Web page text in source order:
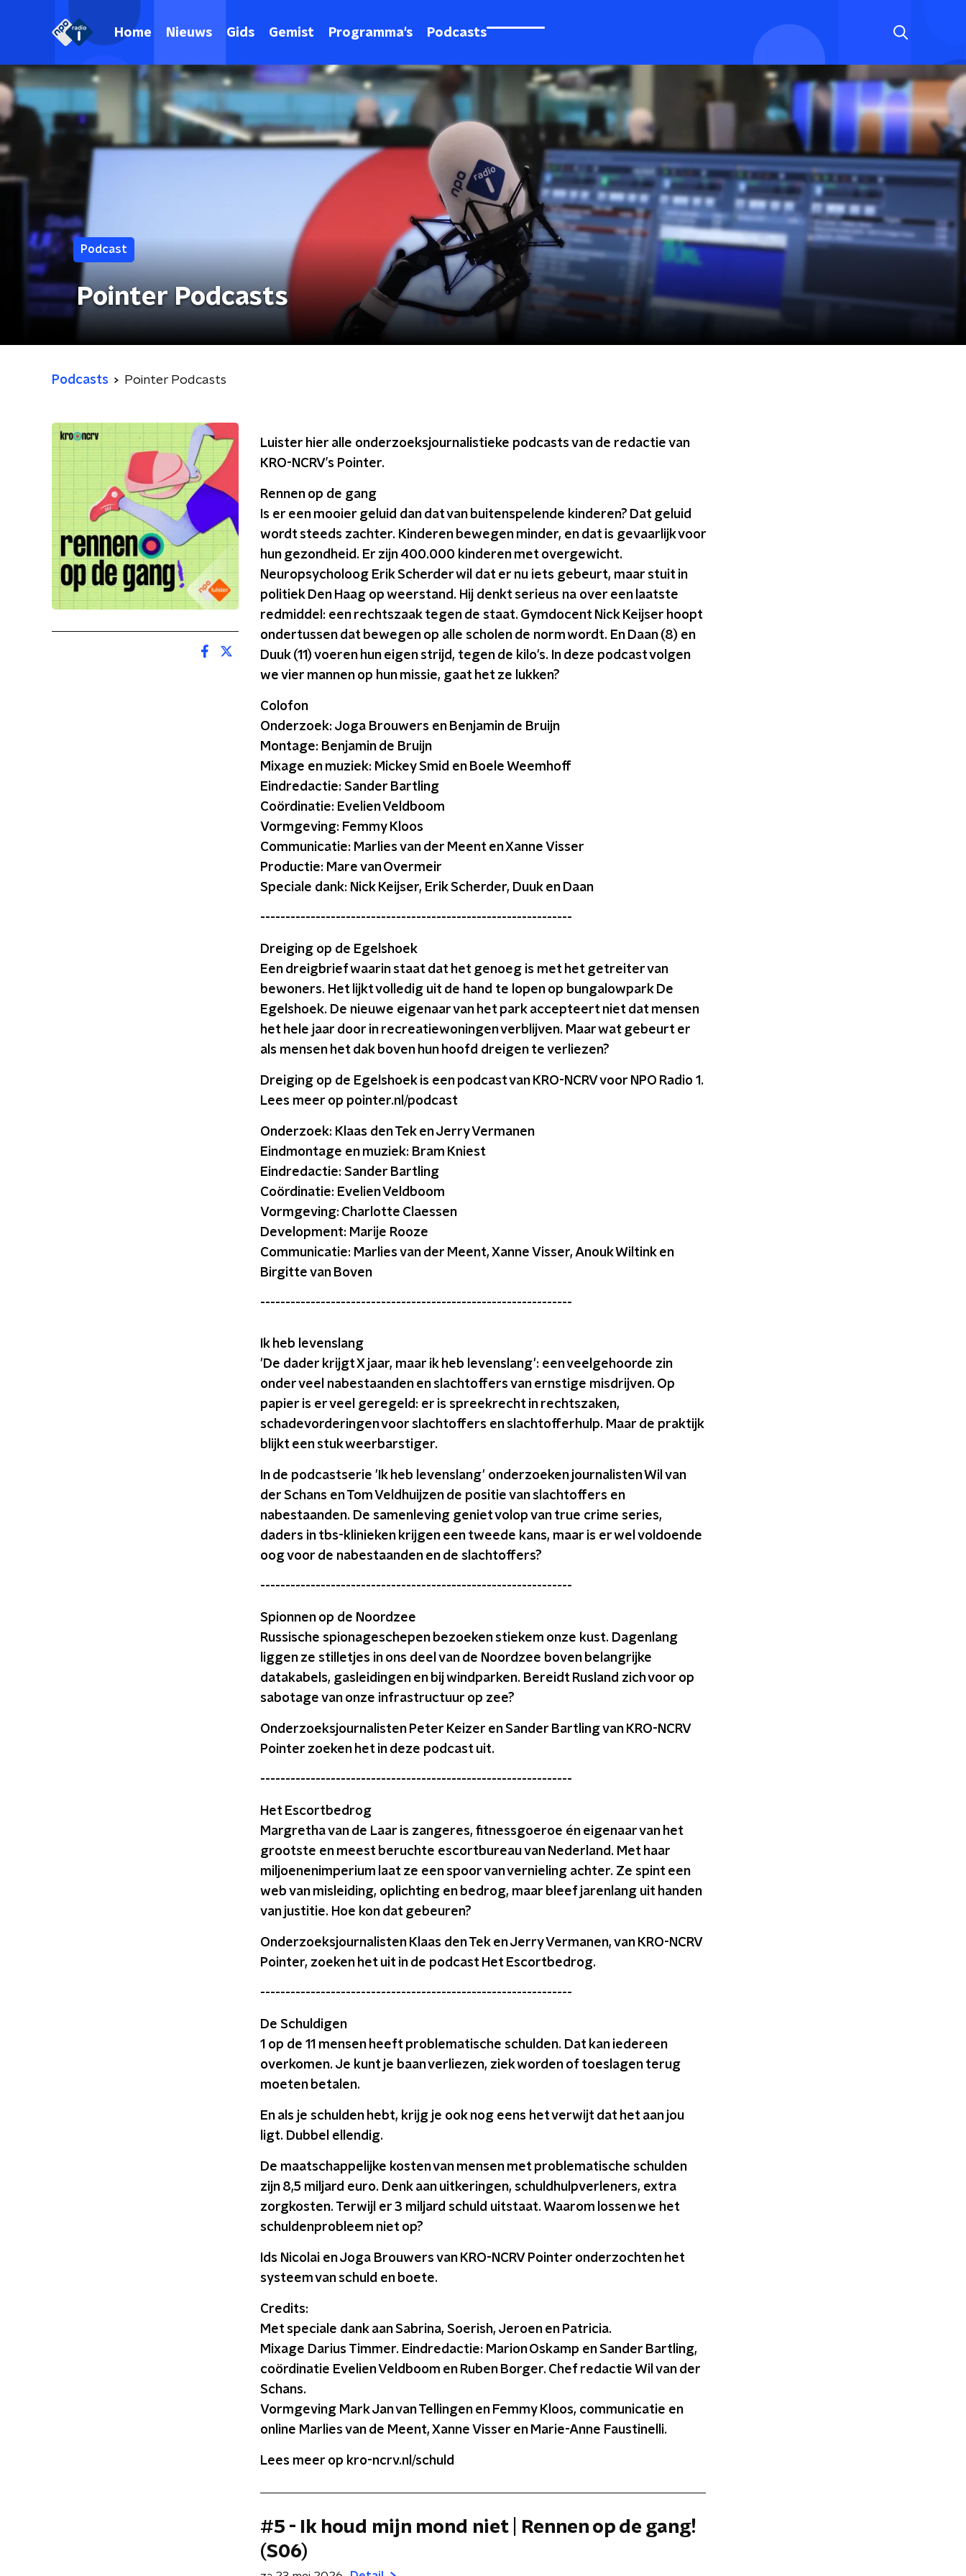
Home Nieuws Gids Gemist Programma's Podcasts
Podcast
Pointer Podcasts
Podcasts Pointer Podcasts
Luister hier alle onderzoeksjournalistieke podcasts van de redactie van
KRO-NCRV’s Pointer.
Rennen op de gang
Is er een mooier geluid dan dat van buitenspelende kinderen? Dat geluid
wordt steeds zachter. Kinderen bewegen minder, en dat is gevaarlijk voor
hun gezondheid. Er zijn 400.000 kinderen met overgewicht.
Neuropsycholoog Erik Scherder wil dat er nu iets gebeurt, maar stuit in
politiek Den Haag op weerstand. Hij denkt serieus na over een laatste
redmiddel: een rechtszaak tegen de staat. Gymdocent Nick Keijser hoopt
ondertussen dat bewegen op alle scholen de norm wordt. En Daan (8) en
Duuk (11) voeren hun eigen strijd, tegen de kilo's. In deze podcast volgen
we vier mannen op hun missie, gaat het ze lukken?
Colofon
Onderzoek: Joga Brouwers en Benjamin de Bruijn
Montage: Benjamin de Bruijn
Mixage en muziek: Mickey Smid en Boele Weemhoff
Eindredactie: Sander Bartling
Coördinatie: Evelien Veldboom
Vormgeving: Femmy Kloos
Communicatie: Marlies van der Meent en Xanne Visser
Productie: Mare van Overmeir
Speciale dank: Nick Keijser, Erik Scherder, Duuk en Daan
--------------------------------------------------------------
Dreiging op de Egelshoek
Een dreigbrief waarin staat dat het genoeg is met het getreiter van
bewoners. Het lijkt volledig uit de hand te lopen op bungalowpark De
Egelshoek. De nieuwe eigenaar van het park accepteert niet dat mensen
het hele jaar door in recreatiewoningen verblijven. Maar wat gebeurt er
als mensen het dak boven hun hoofd dreigen te verliezen?
Dreiging op de Egelshoek is een podcast van KRO-NCRV voor NPO Radio 1.
Lees meer op pointer.nl/podcast
Onderzoek: Klaas den Tek en Jerry Vermanen
Eindmontage en muziek: Bram Kniest
Eindredactie: Sander Bartling
Coördinatie: Evelien Veldboom
Vormgeving: Charlotte Claessen
Development: Marije Rooze
Communicatie: Marlies van der Meent, Xanne Visser, Anouk Wiltink en
Birgitte van Boven
--------------------------------------------------------------
Ik heb levenslang
'De dader krijgt X jaar, maar ik heb levenslang': een veelgehoorde zin
onder veel nabestaanden en slachtoffers van ernstige misdrijven. Op
papier is er veel geregeld: er is spreekrecht in rechtszaken,
schadevorderingen voor slachtoffers en slachtofferhulp. Maar de praktijk
blijkt een stuk weerbarstiger.
In de podcastserie 'Ik heb levenslang' onderzoeken journalisten Wil van
der Schans en Tom Veldhuijzen de positie van slachtoffers en
nabestaanden. De samenleving geniet volop van true crime series,
daders in tbs-klinieken krijgen een tweede kans, maar is er wel voldoende
oog voor de nabestaanden en de slachtoffers?
--------------------------------------------------------------
Spionnen op de Noordzee
Russische spionageschepen bezoeken stiekem onze kust. Dagenlang
liggen ze stilletjes in ons deel van de Noordzee boven belangrijke
datakabels, gasleidingen en bij windparken. Bereidt Rusland zich voor op
sabotage van onze infrastructuur op zee?
Onderzoeksjournalisten Peter Keizer en Sander Bartling van KRO-NCRV
Pointer zoeken het in deze podcast uit.
--------------------------------------------------------------
Het Escortbedrog
Margretha van de Laar is zangeres, fitnessgoeroe én eigenaar van het
grootste en meest beruchte escortbureau van Nederland. Met haar
miljoenenimperium laat ze een spoor van vernieling achter. Ze spint een
web van misleiding, oplichting en bedrog, maar bleef jarenlang uit handen
van justitie. Hoe kon dat gebeuren?
Onderzoeksjournalisten Klaas den Tek en Jerry Vermanen, van KRO-NCRV
Pointer, zoeken het uit in de podcast Het Escortbedrog.
--------------------------------------------------------------
De Schuldigen
1 op de 11 mensen heeft problematische schulden. Dat kan iedereen
overkomen. Je kunt je baan verliezen, ziek worden of toeslagen terug
moeten betalen.
En als je schulden hebt, krijg je ook nog eens het verwijt dat het aan jou
ligt. Dubbel ellendig.
De maatschappelijke kosten van mensen met problematische schulden
zijn 8,5 miljard euro. Denk aan uitkeringen, schuldhulpverleners, extra
zorgkosten. Terwijl er 3 miljard schuld uitstaat. Waarom lossen we het
schuldenprobleem niet op?
Ids Nicolai en Joga Brouwers van KRO-NCRV Pointer onderzochten het
systeem van schuld en boete.
Credits:
Met speciale dank aan Sabrina, Soerish, Jeroen en Patricia.
Mixage Darius Timmer. Eindredactie: Marion Oskamp en Sander Bartling,
coördinatie Evelien Veldboom en Ruben Borger. Chef redactie Wil van der
Schans.
Vormgeving Mark Jan van Tellingen en Femmy Kloos, communicatie en
online Marlies van de Meent, Xanne Visser en Marie-Anne Faustinelli.
Lees meer op kro-ncrv.nl/schuld
#5 - Ik houd mijn mond niet | Rennen op de gang!
(S06)